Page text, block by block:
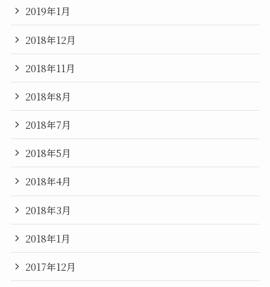
2019年1月
2018年12月
2018年11月
2018年8月
2018年7月
2018年5月
2018年4月
2018年3月
2018年1月
2017年12月